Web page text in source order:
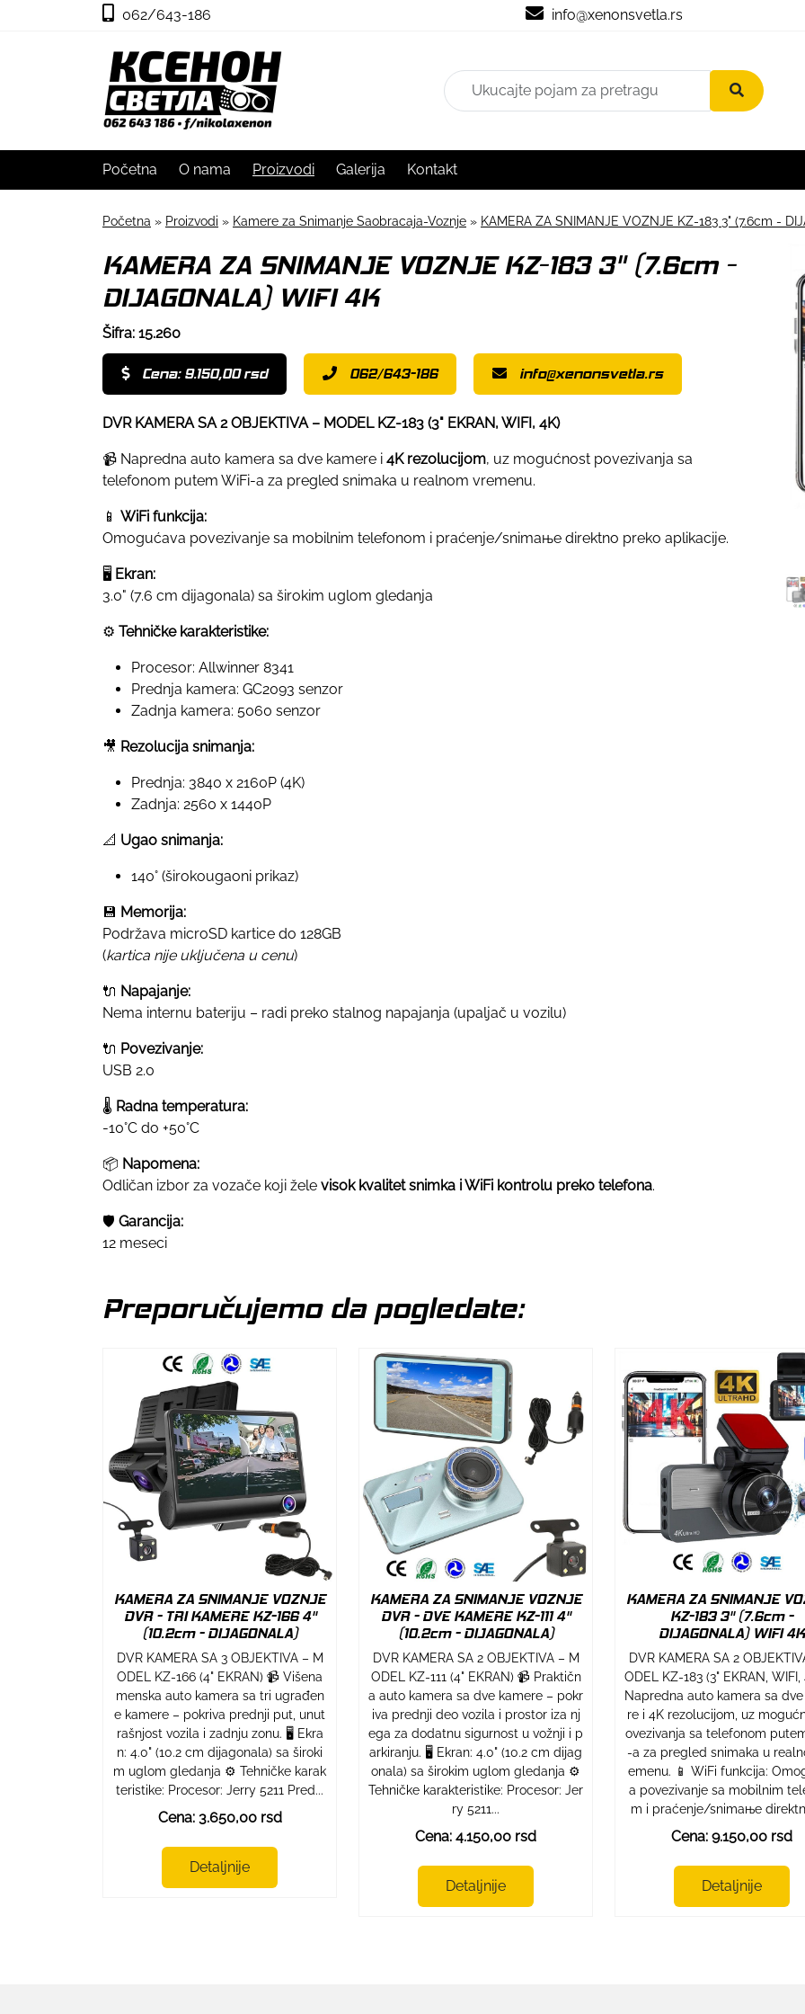
062/643-186 info@xenonsvetla.rs
Početna O nama Proizvodi Galerija Kontakt
Početna » Proizvodi » Kamere za Snimanje Saobracaja-Voznje » KAMERA ZA SNIMANJE VOZNJE KZ-183 3" (7.6cm -
KAMERA ZA SNIMANJE VOZNJE KZ-183 3" (7.6cm -
DIJAGONALA) WIFI 4K
Šifra: 15.260
Cena: 9.150,00 rsd 062/643-186 info@xenonsvetla.rs
DVR KAMERA SA 2 OBJEKTIVA – MODEL KZ-183 (3" EKRAN, WIFI, 4K)
📹 Napredna auto kamera sa dve kamere i 4K rezolucijom, uz mogućnost povezivanja sa
telefonom putem WiFi-a za pregled snimaka u realnom vremenu.
📱 WiFi funkcija:
Omogućava povezivanje sa mobilnim telefonom i praćenje/snimaње direktno preko aplikacije.
🖥 Ekran:
3.0" (7.6 cm dijagonala) sa širokim uglom gledanja
⚙️ Tehničke karakteristike:
Procesor: Allwinner 8341
Prednja kamera: GC2093 senzor
Zadnja kamera: 5060 senzor
🎥 Rezolucija snimanja:
Prednja: 3840 x 2160P (4K)
Zadnja: 2560 x 1440P
📐 Ugao snimanja:
140° (širokougaoni prikaz)
💾 Memorija:
Podržava microSD kartice do 128GB
(kartica nije uključena u cenu)
🔌 Napajanje:
Nema internu bateriju – radi preko stalnog napajanja (upaljač u vozilu)
🔌 Povezivanje:
USB 2.0
🌡 Radna temperatura:
-10°C do +50°C
📦 Napomena:
Odličan izbor za vozače koji žele visok kvalitet snimka i WiFi kontrolu preko telefona.
🛡 Garancija:
12 meseci
Preporučujemo da pogledate:
KAMERA ZA SNIMANJE VOZNJE
DVR - TRI KAMERE KZ-166 4"
(10.2cm - DIJAGONALA)
DVR KAMERA SA 3 OBJEKTIVA – M
ODEL KZ-166 (4" EKRAN) 📹 Višena
menska auto kamera sa tri ugrađen
e kamere – pokriva prednji put, unut
rašnjost vozila i zadnju zonu. 🖥 Ekra
n: 4.0" (10.2 cm dijagonala) sa široki
m uglom gledanja ⚙️ Tehničke karak
teristike: Procesor: Jerry 5211 Pred...
Cena: 3.650,00 rsd
Detaljnije
KAMERA ZA SNIMANJE VOZNJE
DVR - DVE KAMERE KZ-111 4"
(10.2cm - DIJAGONALA)
DVR KAMERA SA 2 OBJEKTIVA – M
ODEL KZ-111 (4" EKRAN) 📹 Praktičn
a auto kamera sa dve kamere – pokr
iva prednji deo vozila i prostor iza nj
ega za dodatnu sigurnost u vožnji i p
arkiranju. 🖥 Ekran: 4.0" (10.2 cm dijag
onala) sa širokim uglom gledanja ⚙️
Tehničke karakteristike: Procesor: Jer
ry 5211...
Cena: 4.150,00 rsd
Detaljnije
KAMERA ZA SNIMANJE
KZ-183 3" (7.6cm -
DIJAGONALA) WIFI 4K
DVR KAMERA SA 2
ODEL KZ-183 (3" EKRAN, WIFI,
Napredna auto kamera sa
re i 4K rezolucijom, uz
ovezivanja sa telefonom
-a za pregled snimaka u
emenu. 📱 WiFi funkcija:
a povezivanje sa mobilnim
m i praćenje/snimaње
Cena: 9.150,00 rsd
Detaljnije